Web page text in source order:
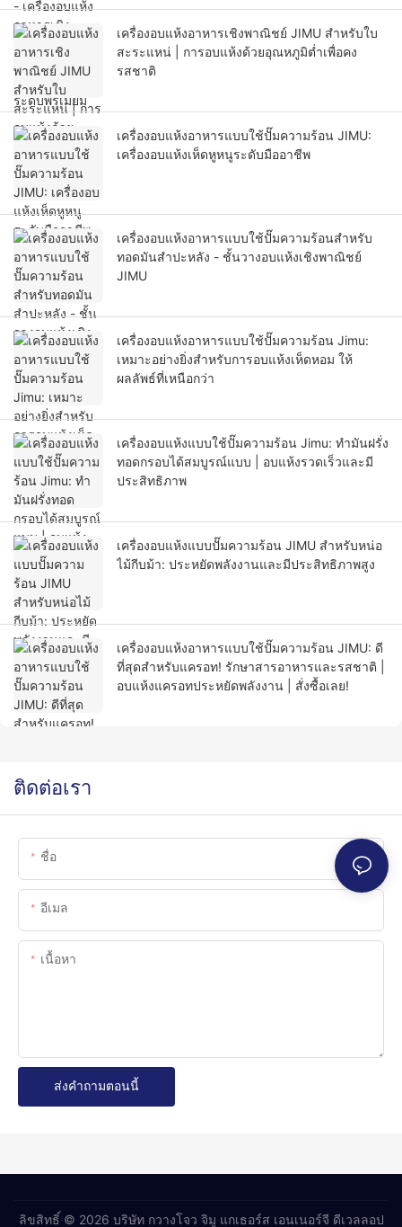
เครื่องอบแห้งอาหารเชิงพาณิชย์ JIMU สำหรับใบ
สะระแหน่ | การอบแห้งด้วยอุณหภูมิต่ำเพื่อคง
รสชาติ
เครื่องอบแห้งอาหารแบบใช้ปั๊มความร้อน JIMU:
เครื่องอบแห้งเห็ดหูหนูระดับมืออาชีพ
เครื่องอบแห้งอาหารแบบใช้ปั๊มความร้อนสำหรับ
ทอดมันสำปะหลัง - ชั้นวางอบแห้งเชิงพาณิชย์
JIMU
เครื่องอบแห้งอาหารแบบใช้ปั๊มความร้อน Jimu:
เหมาะอย่างยิ่งสำหรับการอบแห้งเห็ดหอม ให้
ผลลัพธ์ที่เหนือกว่า
เครื่องอบแห้งแบบใช้ปั๊มความร้อน Jimu: ทำมันฝรั่ง
ทอดกรอบได้สมบูรณ์แบบ | อบแห้งรวดเร็วและมี
ประสิทธิภาพ
เครื่องอบแห้งแบบปั๊มความร้อน JIMU สำหรับหน่อ
ไม้กีบม้า: ประหยัดพลังงานและมีประสิทธิภาพสูง
เครื่องอบแห้งอาหารแบบใช้ปั๊มความร้อน JIMU: ดี
ที่สุดสำหรับแครอท! รักษาสารอาหารและรสชาติ |
อบแห้งแครอทประหยัดพลังงาน | สั่งซื้อเลย!
ติดต่อเรา
ชื่อ
อีเมล
เนื้อหา
ส่งคำถามตอนนี้
ลิขสิทธิ์ © 2026 บริษัท กวางโจว จิมู แกเธอร์ส เอนเนอร์จี ดีเวลลอป